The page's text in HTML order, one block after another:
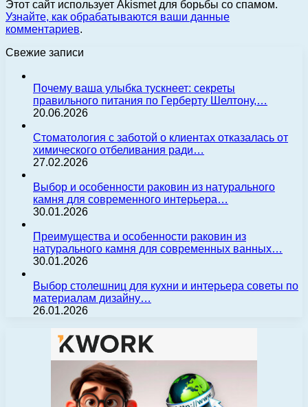
Этот сайт использует Akismet для борьбы со спамом.
Узнайте, как обрабатываются ваши данные
комментариев.
Свежие записи
Почему ваша улыбка тускнеет: секреты
правильного питания по Герберту Шелтону,…
20.06.2026
Стоматология с заботой о клиентах отказалась от
химического отбеливания ради…
27.02.2026
Выбор и особенности раковин из натурального
камня для современного интерьера…
30.01.2026
Преимущества и особенности раковин из
натурального камня для современных ванных…
30.01.2026
Выбор столешниц для кухни и интерьера советы по
материалам дизайну…
26.01.2026